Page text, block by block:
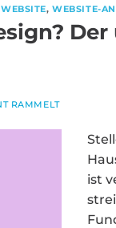
WEBSITE,WEBSITE-
RAMMELT
ist